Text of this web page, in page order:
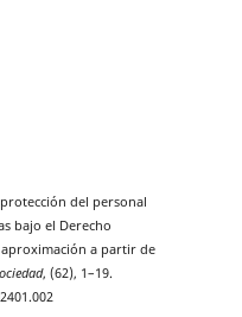
del personal
bajo el Derecho
a partir de
, (62), 1–19.